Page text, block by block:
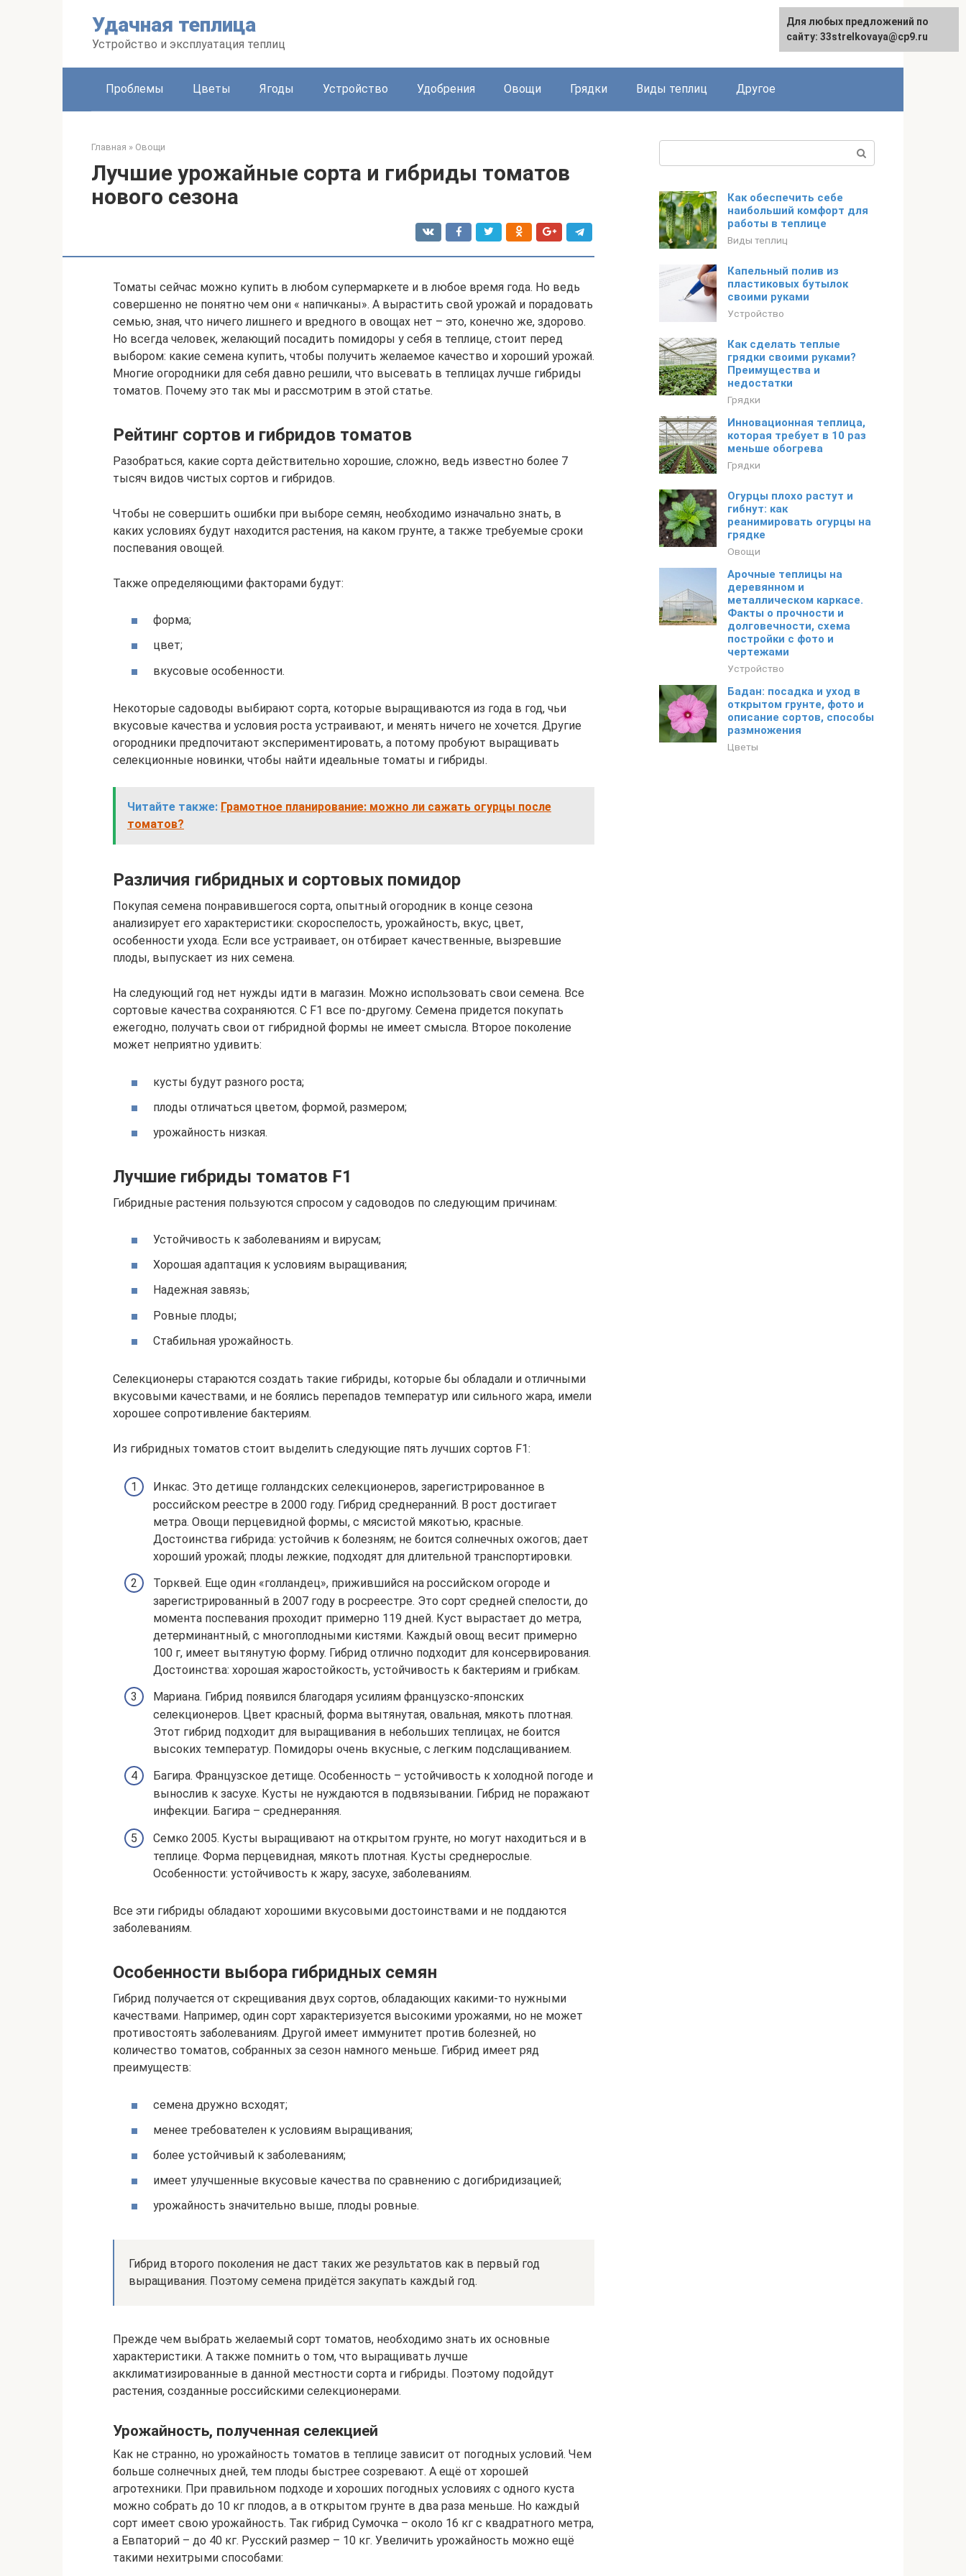
Удачная теплица
Устройство и эксплуатация теплиц
Проблемы Цветы Ягоды Устройство Удобрения Овощи Грядки Виды теплиц Другое
Главная » Овощи
Лучшие урожайные сорта и гибриды томатов
нового сезона
Томаты сейчас можно купить в любом супермаркете и в любое время года. Но ведь
совершенно не понятно чем они « напичканы». А вырастить свой урожай и порадовать
семью, зная, что ничего лишнего и вредного в овощах нет – это, конечно же, здорово.
Но всегда человек, желающий посадить помидоры у себя в теплице, стоит перед
выбором: какие семена купить, чтобы получить желаемое качество и хороший урожай.
Многие огородники для себя давно решили, что высевать в теплицах лучше гибриды
томатов. Почему это так мы и рассмотрим в этой статье.
Рейтинг сортов и гибридов томатов
Разобраться, какие сорта действительно хорошие, сложно, ведь известно более 7
тысяч видов чистых сортов и гибридов.
Чтобы не совершить ошибки при выборе семян, необходимо изначально знать, в
каких условиях будут находится растения, на каком грунте, а также требуемые сроки
поспевания овощей.
Также определяющими факторами будут:
форма;
цвет;
вкусовые особенности.
Некоторые садоводы выбирают сорта, которые выращиваются из года в год, чьи
вкусовые качества и условия роста устраивают, и менять ничего не хочется. Другие
огородники предпочитают экспериментировать, а потому пробуют выращивать
селекционные новинки, чтобы найти идеальные томаты и гибриды.
Читайте также: Грамотное планирование: можно ли сажать огурцы после
томатов?
Различия гибридных и сортовых помидор
Покупая семена понравившегося сорта, опытный огородник в конце сезона
анализирует его характеристики: скороспелость, урожайность, вкус, цвет,
особенности ухода. Если все устраивает, он отбирает качественные, вызревшие
плоды, выпускает из них семена.
На следующий год нет нужды идти в магазин. Можно использовать свои семена. Все
сортовые качества сохраняются. С F1 все по-другому. Семена придется покупать
ежегодно, получать свои от гибридной формы не имеет смысла. Второе поколение
может неприятно удивить:
кусты будут разного роста;
плоды отличаться цветом, формой, размером;
урожайность низкая.
Лучшие гибриды томатов F1
Гибридные растения пользуются спросом у садоводов по следующим причинам:
Устойчивость к заболеваниям и вирусам;
Хорошая адаптация к условиям выращивания;
Надежная завязь;
Ровные плоды;
Стабильная урожайность.
Селекционеры стараются создать такие гибриды, которые бы обладали и отличными
вкусовыми качествами, и не боялись перепадов температур или сильного жара, имели
хорошее сопротивление бактериям.
Из гибридных томатов стоит выделить следующие пять лучших сортов F1:
Инкас. Это детище голландских селекционеров, зарегистрированное в
российском реестре в 2000 году. Гибрид среднеранний. В рост достигает
метра. Овощи перцевидной формы, с мясистой мякотью, красные.
Достоинства гибрида: устойчив к болезням; не боится солнечных ожогов; дает
хороший урожай; плоды лежкие, подходят для длительной транспортировки.
Торквей. Еще один «голландец», прижившийся на российском огороде и
зарегистрированный в 2007 году в росреестре. Это сорт средней спелости, до
момента поспевания проходит примерно 119 дней. Куст вырастает до метра,
детерминантный, с многоплодными кистями. Каждый овощ весит примерно
100 г, имеет вытянутую форму. Гибрид отлично подходит для консервирования.
Достоинства: хорошая жаростойкость, устойчивость к бактериям и грибкам.
Мариана. Гибрид появился благодаря усилиям французско-японских
селекционеров. Цвет красный, форма вытянутая, овальная, мякоть плотная.
Этот гибрид подходит для выращивания в небольших теплицах, не боится
высоких температур. Помидоры очень вкусные, с легким подслащиванием.
Багира. Французское детище. Особенность – устойчивость к холодной погоде и
вынослив к засухе. Кусты не нуждаются в подвязывании. Гибрид не поражают
инфекции. Багира – среднеранняя.
Семко 2005. Кусты выращивают на открытом грунте, но могут находиться и в
теплице. Форма перцевидная, мякоть плотная. Кусты среднерослые.
Особенности: устойчивость к жару, засухе, заболеваниям.
Все эти гибриды обладают хорошими вкусовыми достоинствами и не поддаются
заболеваниям.
Особенности выбора гибридных семян
Гибрид получается от скрещивания двух сортов, обладающих какими-то нужными
качествами. Например, один сорт характеризуется высокими урожаями, но не может
противостоять заболеваниям. Другой имеет иммунитет против болезней, но
количество томатов, собранных за сезон намного меньше. Гибрид имеет ряд
преимуществ:
семена дружно всходят;
менее требователен к условиям выращивания;
более устойчивый к заболеваниям;
имеет улучшенные вкусовые качества по сравнению с догибридизацией;
урожайность значительно выше, плоды ровные.
Гибрид второго поколения не даст таких же результатов как в первый год
выращивания. Поэтому семена придётся закупать каждый год.
Прежде чем выбрать желаемый сорт томатов, необходимо знать их основные
характеристики. А также помнить о том, что выращивать лучше
акклиматизированные в данной местности сорта и гибриды. Поэтому подойдут
растения, созданные российскими селекционерами.
Урожайность, полученная селекцией
Как не странно, но урожайность томатов в теплице зависит от погодных условий. Чем
больше солнечных дней, тем плоды быстрее созревают. А ещё от хорошей
агротехники. При правильном подходе и хороших погодных условиях с одного куста
можно собрать до 10 кг плодов, а в открытом грунте в два раза меньше. Но каждый
сорт имеет свою урожайность. Так гибрид Сумочка – около 16 кг с квадратного метра,
а Евпаторий – до 40 кг. Русский размер – 10 кг. Увеличить урожайность можно ещё
такими нехитрыми способами:
Как обеспечить себе
наибольший комфорт для
работы в теплице
Виды теплиц
Капельный полив из
пластиковых бутылок
своими руками
Устройство
Как сделать теплые
грядки своими руками?
Преимущества и
недостатки
Грядки
Инновационная теплица,
которая требует в 10 раз
меньше обогрева
Грядки
Огурцы плохо растут и
гибнут: как
реанимировать огурцы на
грядке
Овощи
Арочные теплицы на
деревянном и
металлическом каркасе.
Факты о прочности и
долговечности, схема
постройки с фото и
чертежами
Устройство
Бадан: посадка и уход в
открытом грунте, фото и
описание сортов, способы
размножения
Цветы
Для любых предложений по
сайту: 33strelkovaya@cp9.ru